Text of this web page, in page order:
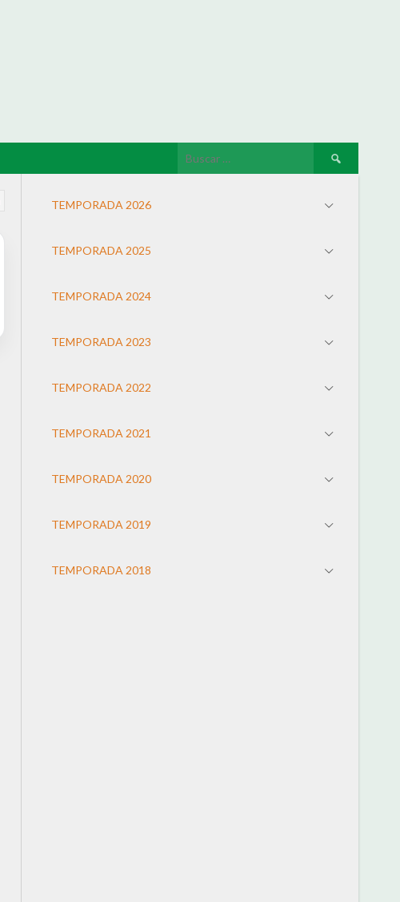
TEMPORADA 2026
TEMPORADA 2025
TEMPORADA 2024
TEMPORADA 2023
TEMPORADA 2022
TEMPORADA 2021
TEMPORADA 2020
TEMPORADA 2019
TEMPORADA 2018